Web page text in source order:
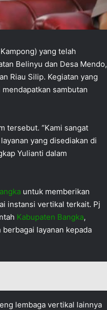
yang telah
Belinyu dan Desa Mendo,
Riau Silip. Kegiatan yang
sambutan
tersebut. “Kami sangat
yang disediakan di
Yulianti dalam
untuk memberikan
instansi vertikal terkait. Pj
Kabupaten Bangka,
layanan kepada
lembaga vertikal lainnya